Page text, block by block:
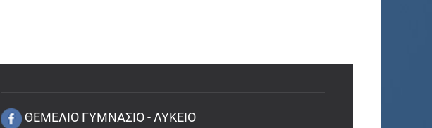
ΘΕΜΕΛΙΟ ΓΥΜΝΑΣΙΟ - ΛΥΚΕΙΟ